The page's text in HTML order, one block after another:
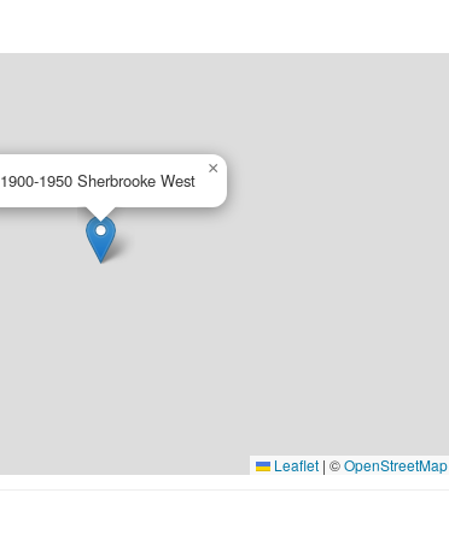
1900-1950 Sherbrooke West
×
Leaflet | ©OpenStreetMap